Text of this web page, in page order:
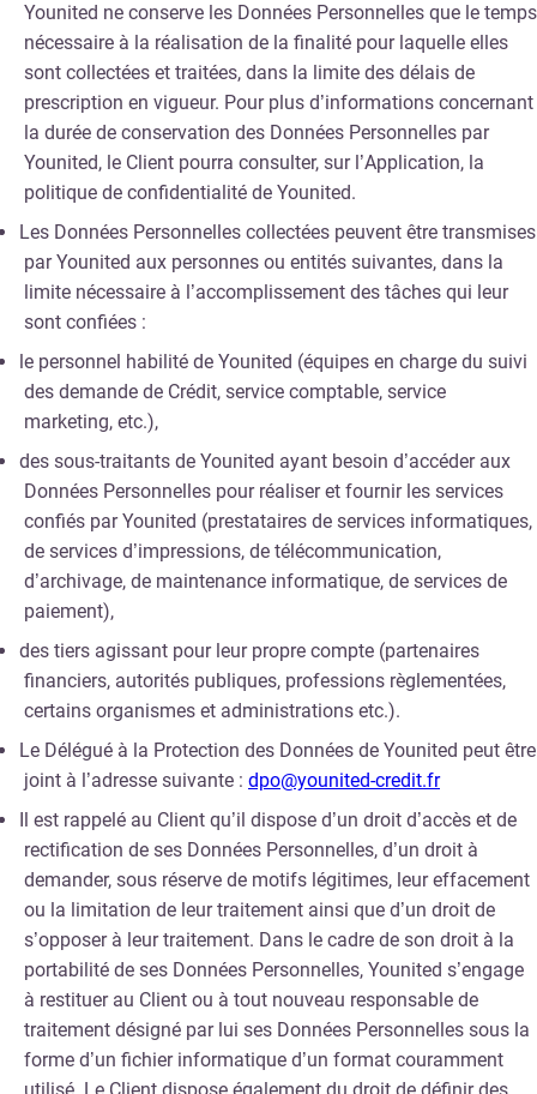
Younited ne conserve les Données Personnelles que le temps
nécessaire à la réalisation de la finalité pour laquelle elles
sont collectées et traitées, dans la limite des délais de
prescription en vigueur. Pour plus d’informations concernant
la durée de conservation des Données Personnelles par
Younited, le Client pourra consulter, sur l’Application, la
politique de confidentialité de Younited.
Les Données Personnelles collectées peuvent être transmises
par Younited aux personnes ou entités suivantes, dans la
limite nécessaire à l’accomplissement des tâches qui leur
sont confiées :
le personnel habilité de Younited (équipes en charge du suivi
des demande de Crédit, service comptable, service
marketing, etc.),
des sous-traitants de Younited ayant besoin d’accéder aux
Données Personnelles pour réaliser et fournir les services
confiés par Younited (prestataires de services informatiques,
de services d’impressions, de télécommunication,
d’archivage, de maintenance informatique, de services de
paiement),
des tiers agissant pour leur propre compte (partenaires
financiers, autorités publiques, professions règlementées,
certains organismes et administrations etc.).
Le Délégué à la Protection des Données de Younited peut être
joint à l’adresse suivante : dpo@younited-credit.fr
Il est rappelé au Client qu’il dispose d’un droit d’accès et de
rectification de ses Données Personnelles, d’un droit à
demander, sous réserve de motifs légitimes, leur effacement
ou la limitation de leur traitement ainsi que d’un droit de
s’opposer à leur traitement. Dans le cadre de son droit à la
portabilité de ses Données Personnelles, Younited s’engage
à restituer au Client ou à tout nouveau responsable de
traitement désigné par lui ses Données Personnelles sous la
forme d’un fichier informatique d’un format couramment